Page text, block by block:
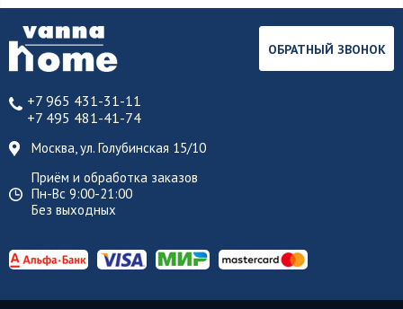
+7 965 431-31-11
+7 495 481-41-74
Москва, ул. Голубинская 15/10
Приём и обработка заказов
Пн-Вс 9:00-21:00
Без выходных
ОБРАТНЫЙ ЗВОНОК